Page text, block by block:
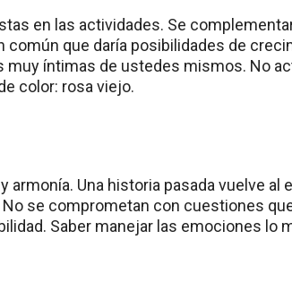
en las actividades. Se
común que daría posibilidades de
íntimas de ustedes mismos. No
color: rosa viejo.
Una historia pasada vuelve al
se comprometan con cuestiones
Saber manejar las emociones lo